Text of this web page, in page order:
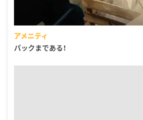
アメニティ
パックまである！